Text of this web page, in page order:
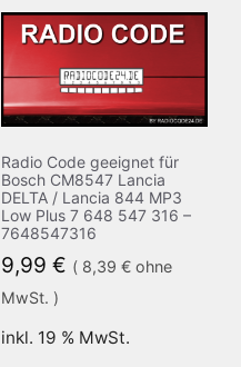
Radio Code geeignet für
Bosch CM8547 Lancia
DELTA / Lancia 844 MP3
Low Plus 7 648 547 316 –
7648547316
9,99 € ( 8,39 €ohne
MwSt. )
inkl. 19 % MwSt.